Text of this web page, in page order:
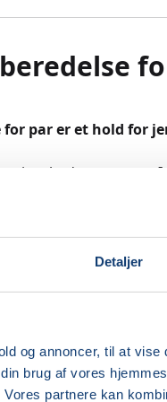
Detaljer
og annoncer, til at
brug af vores
partnere kan
for par er et hold for
uanset om I
i dem alle på én
om, hvordan den
gange, hvor hver
har I opbygget en